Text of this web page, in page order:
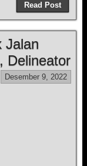
Read Post
Jalan
Delineator
Desember 9, 2022